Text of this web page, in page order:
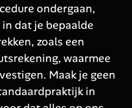
ondergaan,
dat je bepaalde
zoals een
waarmee
Maak je geen
in